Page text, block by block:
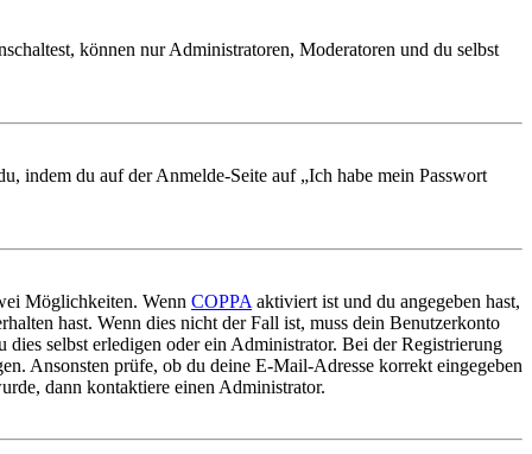
können nur Administratoren, Moderatoren und du selbst
indem du auf der Anmelde-Seite auf „Ich habe mein Passwort
Möglichkeiten. Wenn COPPA aktiviert ist und du angegeben hast,
hast. Wenn dies nicht der Fall ist, muss dein Benutzerkonto
selbst erledigen oder ein Administrator. Bei der Registrierung
Ansonsten prüfe, ob du deine E-Mail-Adresse korrekt eingegeben
dann kontaktiere einen Administrator.